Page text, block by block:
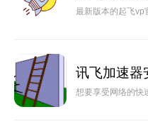
最新版本的起飞vp
讯飞加速器
想要享受网络的快